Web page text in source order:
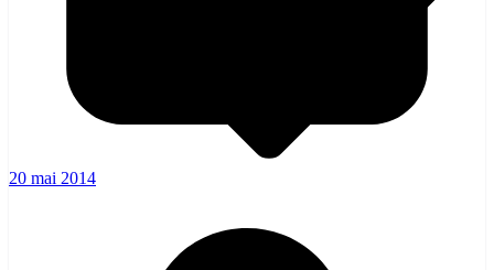
20 mai 2014